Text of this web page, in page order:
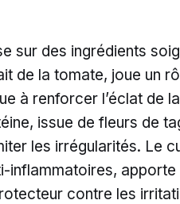
sur des ingrédients
de la tomate, joue un
à renforcer l’éclat de
issue de fleurs de
les irrégularités. Le
inflammatoires, apporte
contre les